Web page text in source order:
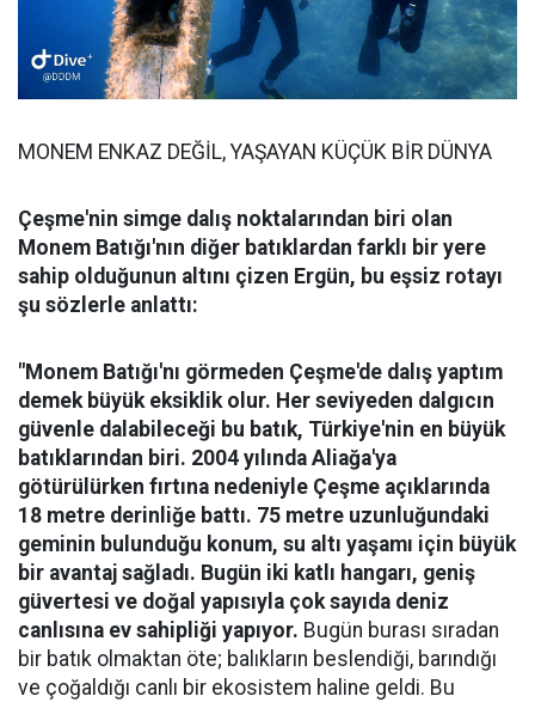
MONEM ENKAZ DEĞİL, YAŞAYAN KÜÇÜK BİR DÜNYA
Çeşme'nin simge dalış noktalarından biri olan
Monem Batığı'nın diğer batıklardan farklı bir yere
sahip olduğunun altını çizen Ergün, bu eşsiz rotayı
şu sözlerle anlattı:
"Monem Batığı'nı görmeden Çeşme'de dalış yaptım
demek büyük eksiklik olur. Her seviyeden dalgıcın
güvenle dalabileceği bu batık, Türkiye'nin en büyük
batıklarından biri. 2004 yılında Aliağa'ya
götürülürken fırtına nedeniyle Çeşme açıklarında
18 metre derinliğe battı. 75 metre uzunluğundaki
geminin bulunduğu konum, su altı yaşamı için büyük
bir avantaj sağladı. Bugün iki katlı hangarı, geniş
güvertesi ve doğal yapısıyla çok sayıda deniz
canlısına ev sahipliği yapıyor. Bugün burası sıradan
bir batık olmaktan öte; balıkların beslendiği, barındığı
ve çoğaldığı canlı bir ekosistem haline geldi. Bu